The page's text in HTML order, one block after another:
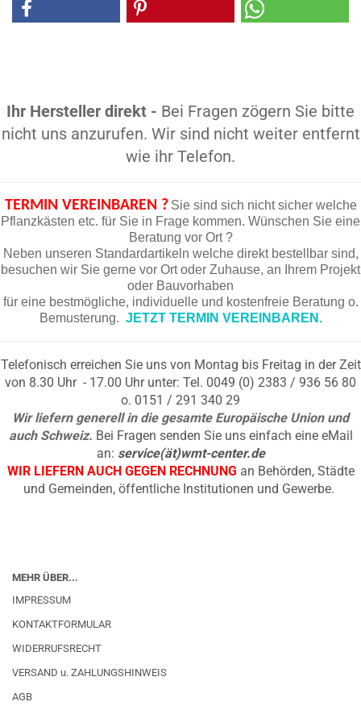
Ihr Hersteller direkt - Bei Fragen zögern Sie bitte
nicht uns anzurufen. Wir sind nicht weiter entfernt
wie ihr Telefon.
TERMIN VEREINBAREN ? Sie sind sich nicht sicher welche
Pflanzkästen etc. für Sie in Frage kommen. Wünschen Sie eine
Beratung vor Ort ?
Neben unseren Standardartikeln welche direkt bestellbar sind,
besuchen wir Sie gerne vor Ort oder Zuhause, an Ihrem Projekt
oder Bauvorhaben
für eine bestmögliche, individuelle und kostenfreie Beratung o.
Bemusterung. JETZT TERMIN VEREINBAREN.
Telefonisch erreichen Sie uns von Montag bis Freitag in der Zeit
von 8.30 Uhr - 17.00 Uhr unter: Tel. 0049 (0) 2383 / 936 56 80
o. 0151 / 291 340 29
Wir liefern generell in die gesamte Europäische Union und
auch Schweiz. Bei Fragen senden Sie uns einfach eine eMail
an: service(ät)wmt-center.de
WIR LIEFERN AUCH GEGEN RECHNUNG an Behörden, Städte
und Gemeinden, öffentliche Institutionen und Gewerbe.
MEHR ÜBER...
IMPRESSUM
KONTAKTFORMULAR
WIDERRUFSRECHT
VERSAND u. ZAHLUNGSHINWEIS
AGB